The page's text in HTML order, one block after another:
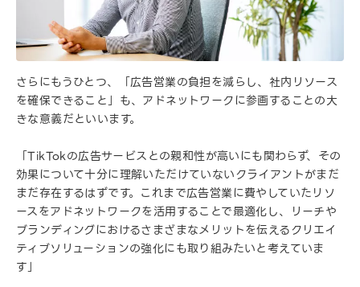
さらにもうひとつ、「広告営業の負担を減らし、社内リソース
を確保できること」も、アドネットワークに参画することの大
きな意義だといいます。
「TikTokの広告サービスとの親和性が高いにも関わらず、その
効果について十分に理解いただけていないクライアントがまだ
まだ存在するはずです。これまで広告営業に費やしていたリソ
ースをアドネットワークを活用することで最適化し、リーチや
ブランディングにおけるさまざまなメリットを伝えるクリエイ
ティブソリューションの強化にも取り組みたいと考えていま
す」